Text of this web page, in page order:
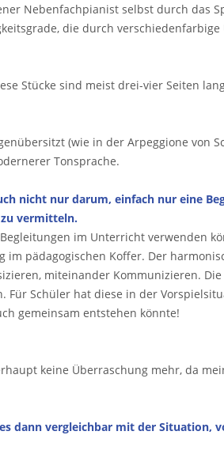
Nebenfachpianist selbst durch das
die durch verschiedenfarbige
Stücke sind meist drei-vier Seiten
(wie in der Arpeggione von
Tonsprache.
nicht nur darum, einfach nur eine
vermitteln.
im Unterricht verwenden
pädagogischen Koffer. Der
miteinander Kommunizieren.
Für Schüler hat diese in der
gemeinsam entstehen könnte!
keine Überraschung mehr, da
dann vergleichbar mit der Situation,